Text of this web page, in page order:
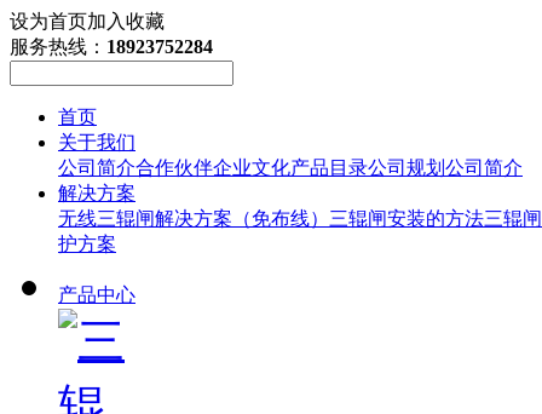
设为首页加入收藏
服务热线： 18923752284
首页
关于我们
公司简介合作伙伴企业文化产品目录公司规划 公司简介
解决方案
无线三辊闸解决方案（免布线） 三辊闸安装的方法三辊
护方案
产品中心